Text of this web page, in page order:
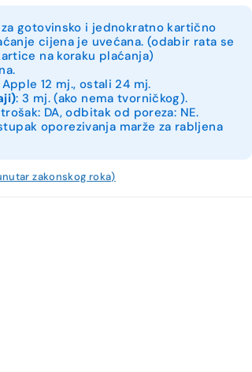
gotovinsko i jednokratno kartično
cijena je uvećana. (odabir rata se
na koraku plaćanja)
Apple 12 mj., ostali 24 mj.
: 3 mj. (ako nema tvorničkog).
DA, odbitak od poreza: NE.
oporezivanja marže za rabljena
zakonskog roka)